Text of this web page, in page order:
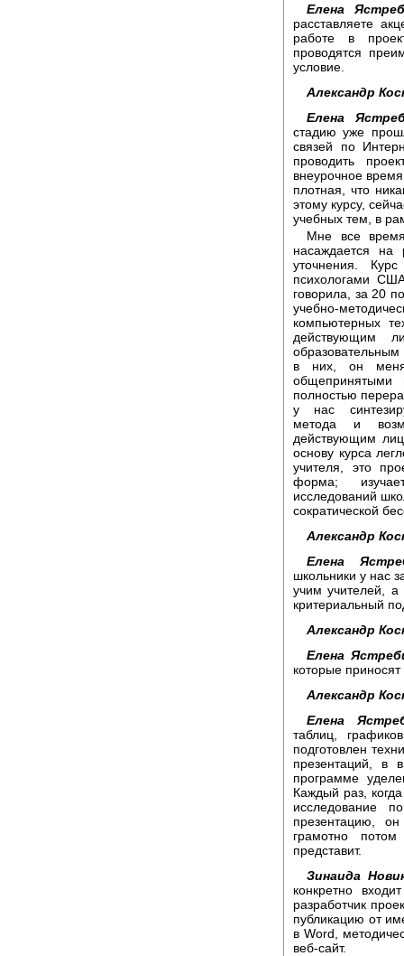
Елена
расставляете
работе в
проводятся
условие.
Александр
Елена
стадию уже
связей по
проводить
внеурочное
плотная, что
этому курсу,
учебных тем, в
Мне все
насаждается на
уточнения.
психологами
говорила, за 20
учебно-
компьютерных
действующим
в них, он
полностью
у нас
метода и
действующим
основу курса
учителя, это
форма;
исследований
сократической
Александр
Елена
школьники у нас
учим учителей,
критериальный
Александр
Елена
которые
Александр
Елена
таблиц,
подготовлен
презентаций, в
программе
Каждый раз,
исследование
презентацию,
грамотно
представит.
Зинаида
конкретно
разработчик
публикацию от
в Word,
веб-сайт.